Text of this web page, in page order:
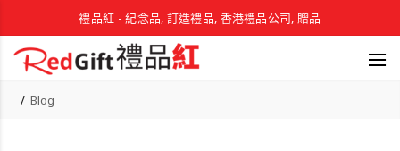
禮品紅 - 紀念品, 訂造禮品, 香港禮品公司, 贈品
Blog